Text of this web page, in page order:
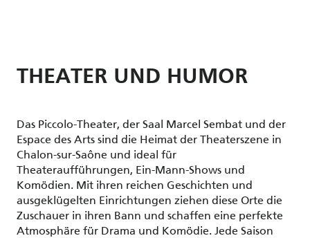
THEATER UND HUMOR
Das Piccolo-Theater, der Saal Marcel Sembat und der
Espace des Arts sind die Heimat der Theaterszene in
Chalon-sur-Saône und ideal für
Theateraufführungen, Ein-Mann-Shows und
Komödien. Mit ihren reichen Geschichten und
ausgeklügelten Einrichtungen ziehen diese Orte die
Zuschauer in ihren Bann und schaffen eine perfekte
Atmosphäre für Drama und Komödie. Jede Saison